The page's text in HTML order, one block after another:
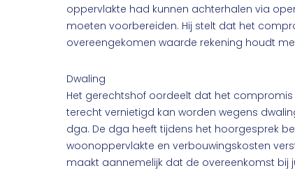
oppervlakte had kunnen achterhalen via
moeten voorbereiden. Hij stelt dat het
overeengekomen waarde rekening houdt
Dwaling
Het gerechtshof oordeelt dat het
terecht vernietigd kan worden wegens
dga. De dga heeft tijdens het hoorgesprek
woonoppervlakte en verbouwingskosten
maakt aannemelijk dat de overeenkomst bij